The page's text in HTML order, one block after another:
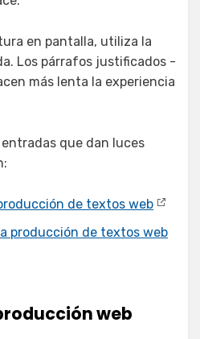
en pantalla, utiliza la
Los párrafos justificados -
más lenta la experiencia
que dan luces
de textos web
producción de textos web
web